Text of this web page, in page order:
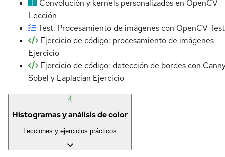
Convolución y kernels personalizados en OpenCV
Lección
Test: Procesamiento de imágenes con OpenCVTest
Ejercicio de código: procesamiento de imágenes
Ejercicio
Ejercicio de código: detección de bordes con
Sobel y Laplacian Ejercicio
4
Histogramas y análisis de color
Lecciones y ejercicios prácticos